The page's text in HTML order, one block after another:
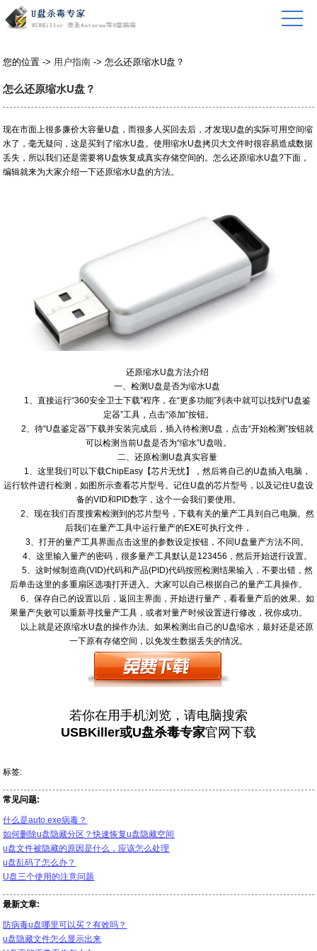
您的位置 -> 用户指南 -> 怎么还原缩水U盘？
怎么还原缩水U盘？
现在市面上很多廉价大容量U盘，而很多人买回去后，才发现U盘的实际可用空间缩
水了，毫无疑问，这是买到了缩水U盘。使用缩水U盘拷贝大文件时很容易造成数据
丢失，所以我们还是需要将U盘恢复成真实存储空间的。怎么还原缩水U盘?下面，
编辑就来为大家介绍一下还原缩水U盘的方法。
还原缩水U盘方法介绍
一、检测U盘是否为缩水U盘
1、直接运行“360安全卫士下载”程序，在“更多功能”列表中就可以找到“U盘鉴
定器”工具，点击“添加”按钮。
2、待“U盘鉴定器”下载并安装完成后，插入待检测U盘，点击“开始检测”按钮就
可以检测当前U盘是否为“缩水”U盘啦。
二、还原检测U盘真实容量
1、这里我们可以下载ChipEasy【芯片无忧】，然后将自己的U盘插入电脑，
运行软件进行检测，如图所示查看芯片型号。记住U盘的芯片型号，以及记住U盘设
备的VID和PID数字，这个一会我们要使用。
2、现在我们百度搜索检测到的芯片型号，下载有关的量产工具到自己电脑。然
后我们在量产工具中运行量产的EXE可执行文件，
3、打开的量产工具界面点击这里的参数设定按钮，不同U盘量产方法不同。
4、这里输入量产的密码，很多量产工具默认是123456，然后开始进行设置。
5、这时候制造商(VID)代码和产品(PID)代码按照检测结果输入，不要出错，然
后单击这里的多重扇区选项打开进入。大家可以自己根据自己的量产工具操作。
6、保存自己的设置以后，返回主界面，开始进行量产，看看量产后的效果。如
果量产失败可以重新寻找量产工具，或者对量产时候设置进行修改，祝你成功。
以上就是还原缩水U盘的操作办法。如果检测出自己的U盘缩水，最好还是还原
一下原有存储空间，以免发生数据丢失的情况。
若你在用手机浏览，请电脑搜索
USBKiller或U盘杀毒专家官网下载
标签:
常见问题:
什么是auto.exe病毒？
如何删除u盘隐藏分区？快速恢复u盘隐藏空间
u盘文件被隐藏的原因是什么，应该怎么处理
u盘乱码了怎么办？
U盘三个使用的注意问题
最新文章:
防病毒u盘哪里可以买？有效吗？
u盘隐藏文件怎么显示出来